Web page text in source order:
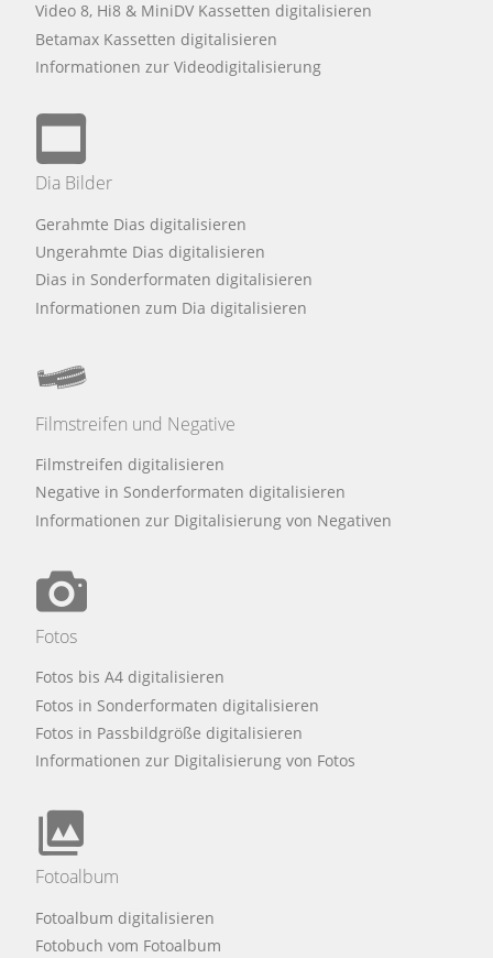
Video 8, Hi8 & MiniDV Kassetten digitalisieren
Betamax Kassetten digitalisieren
Informationen zur Videodigitalisierung
Dia Bilder
Gerahmte Dias digitalisieren
Ungerahmte Dias digitalisieren
Dias in Sonderformaten digitalisieren
Informationen zum Dia digitalisieren
Filmstreifen und Negative
Filmstreifen digitalisieren
Negative in Sonderformaten digitalisieren
Informationen zur Digitalisierung von Negativen
Fotos
Fotos bis A4 digitalisieren
Fotos in Sonderformaten digitalisieren
Fotos in Passbildgröße digitalisieren
Informationen zur Digitalisierung von Fotos
Fotoalbum
Fotoalbum digitalisieren
Fotobuch vom Fotoalbum